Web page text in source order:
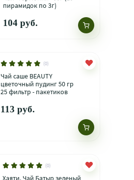
пирамидок по 3г)
104 руб.
(0)
Чай саше BEAUTY
цветочный пудинг 50 гр
25 фильтр - пакетиков
113 руб.
(0)
Хаяти. Чай Батыр зеленый